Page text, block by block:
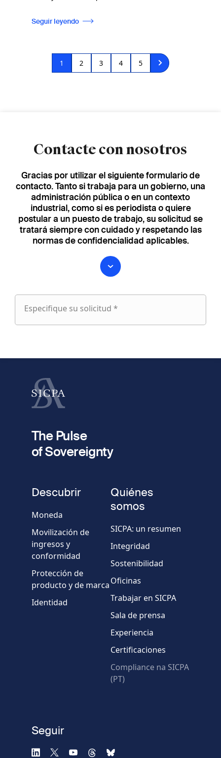
Seguir leyendo
Paginación
Página
actual
1 Página
2 Página
3 Página
4 Página
5
Contacte con nosotros
Gracias por utilizar el siguiente formulario de
contacto. Tanto si trabaja para un gobierno, una
administración pública o en un contexto
industrial, como si es periodista o quiere
postular a un puesto de trabajo, su solicitud se
tratará siempre con cuidado y respetando las
normas de confidencialidad aplicables.
Especifique su solicitud *
Especifique
Apellido
fieldset
teléfono
País
Mensaje
* Campos obligatorios
The Pulse
of Sovereignty
Descubrir
Moneda
Movilización de
ingresos y
conformidad
Protección de
producto y de marca
Identidad
Quiénes
somos
SICPA: un resumen
Integridad
Sostenibilidad
Oficinas
Trabajar en SICPA
Sala de prensa
Experiencia
Certificaciones
Compliance na SICPA
(PT)
Seguir